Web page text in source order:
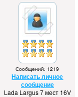
Сообщений: 1219
Написать личное
сообщение
Lada Largus 7 мест 16V